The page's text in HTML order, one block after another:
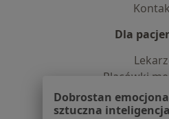
Dla
Placówki
Pytania i
Usługi i
Dobrostan
sztuczna inteligencja